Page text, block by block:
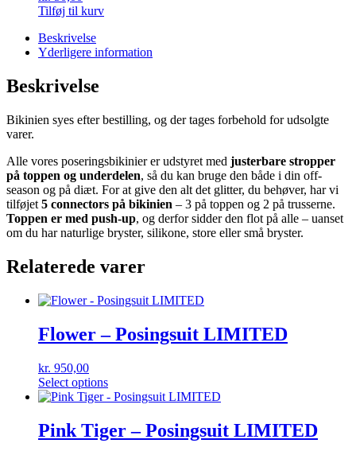
Tilføj til kurv
Beskrivelse
Yderligere information
Beskrivelse
Bikinien syes efter bestilling, og der tages forbehold for udsolgte
varer.
Alle vores poseringsbikinier er udstyret med justerbare stropper
på toppen og underdelen, så du kan bruge den både i din off-
season og på diæt. For at give den alt det glitter, du behøver, har vi
tilføjet 5 connectors på bikinien – 3 på toppen og 2 på trusserne.
Toppen er med push-up, og derfor sidder den flot på alle – uanset
om du har naturlige bryster, silikone, store eller små bryster.
Relaterede varer
Flower – Posingsuit LIMITED
kr. 950,00
Select options
Pink Tiger – Posingsuit LIMITED